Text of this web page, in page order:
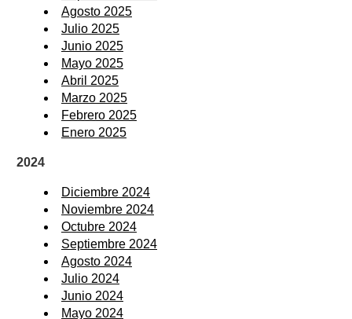
Agosto 2025
Julio 2025
Junio 2025
Mayo 2025
Abril 2025
Marzo 2025
Febrero 2025
Enero 2025
2024
Diciembre 2024
Noviembre 2024
Octubre 2024
Septiembre 2024
Agosto 2024
Julio 2024
Junio 2024
Mayo 2024